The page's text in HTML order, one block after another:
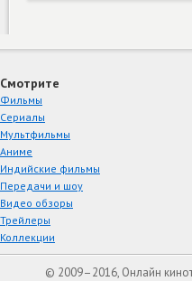
Смотрите
Фильмы
Сериалы
Мультфильмы
Аниме
Индийские фильмы
Передачи и шоу
Видео обзоры
Трейлеры
Коллекции
© 2009–2016, Онлайн